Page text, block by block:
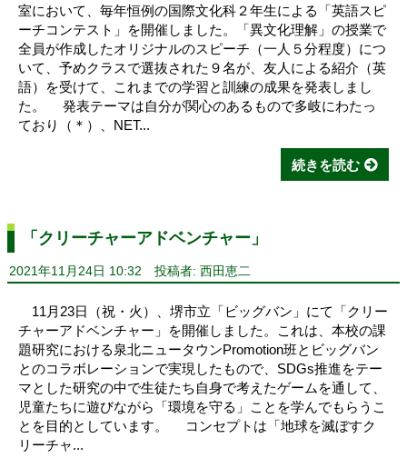
室において、毎年恒例の国際文化科２年生による「英語スピ
ーチコンテスト」を開催しました。「異文化理解」の授業で
全員が作成したオリジナルのスピーチ（一人５分程度）につ
いて、予めクラスで選抜された９名が、友人による紹介（英
語）を受けて、これまでの学習と訓練の成果を発表しまし
た。 発表テーマは自分が関心のあるもので多岐にわたっ
ており（＊）、NET...
続きを読む
「クリーチャーアドベンチャー」
2021年11月24日 10:32 投稿者: 西田恵二
11月23日（祝・火）、堺市立「ビッグバン」にて「クリー
チャーアドベンチャー」を開催しました。これは、本校の課
題研究における泉北ニュータウンPromotion班とビッグバン
とのコラボレーションで実現したもので、SDGs推進をテー
マとした研究の中で生徒たち自身で考えたゲームを通して、
児童たちに遊びながら「環境を守る」ことを学んでもらうこ
とを目的としています。 コンセプトは「地球を滅ぼすク
リーチャ...